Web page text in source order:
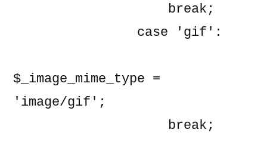
$_image_mime_type =
'image/gif';